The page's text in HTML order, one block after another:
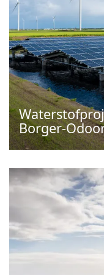
Borger-